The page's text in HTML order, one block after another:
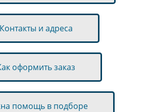
Контакты и адреса
оформить заказ
помощь в подборе